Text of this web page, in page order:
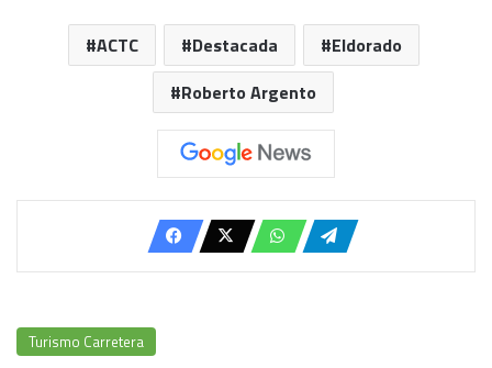
ACTC Destacada
Eldorado
Roberto Argento